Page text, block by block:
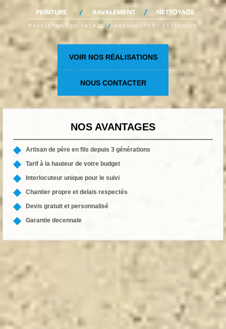
VOIR NOS RÉALISATIONS
NOUS CONTACTER
NOS AVANTAGES
Artisan de père en fils depuis 3 générations
Tarif à la hauteur de votre budget
Interlocuteur unique pour le suivi
Chantier propre et delais respectés
Devis gratuit et personnalisé
Garantie decennale